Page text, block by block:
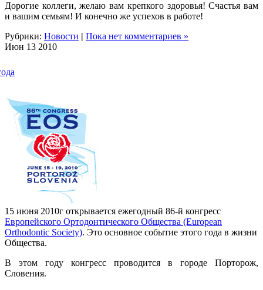
Дорогие коллеги, желаю вам крепкого здоровья! Счастья вам
и вашим семьям! И конечно же успехов в работе!
Рубрики: Новости | Пока нет комментариев »
Июн 13 2010
15 июня 2010г открывается ежегодный 86-й конгресс
Европейского Ортодонтического Общества (European
Orthodontic Society). Это основное событие этого года в жизни
Общества.
В этом году конгресс проводится в городе Порторож,
Словения.